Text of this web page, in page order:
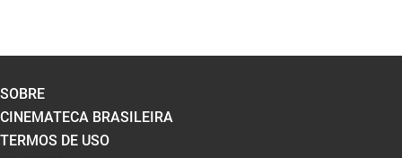
SOBRE
CINEMATECA BRASILEIRA
TERMOS DE USO